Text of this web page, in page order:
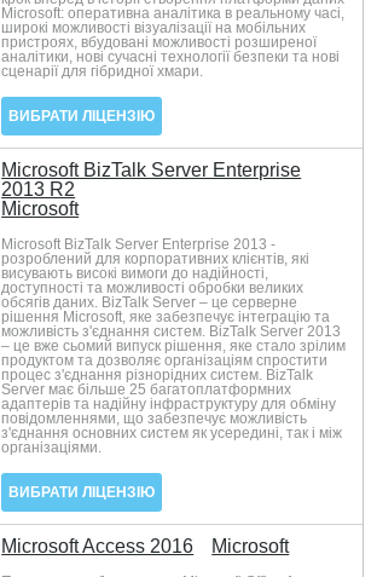
Microsoft: оперативна аналітика в реальному часі,
широкі можливості візуалізації на мобільних
пристроях, вбудовані можливості розширеної
аналітики, нові сучасні технології безпеки та нові
сценарії для гібридної хмари.
ВИБРАТИ ЛІЦЕНЗІЮ
Microsoft BizTalk Server Enterprise
2013 R2
Microsoft
Microsoft BizTalk Server Enterprise 2013 -
розроблений для корпоративних клієнтів, які
висувають високі вимоги до надійності,
доступності та можливості обробки великих
обсягів даних. BizTalk Server – це серверне
рішення Microsoft, яке забезпечує інтеграцію та
можливість з'єднання систем. BizTalk Server 2013
– це вже сьомий випуск рішення, яке стало зрілим
продуктом та дозволяє організаціям спростити
процес з'єднання різнорідних систем. BizTalk
Server має більше 25 багатоплатформних
адаптерів та надійну інфраструктуру для обміну
повідомленнями, що забезпечує можливість
з'єднання основних систем як усередині, так і між
організаціями.
ВИБРАТИ ЛІЦЕНЗІЮ
Microsoft Access 2016 Microsoft